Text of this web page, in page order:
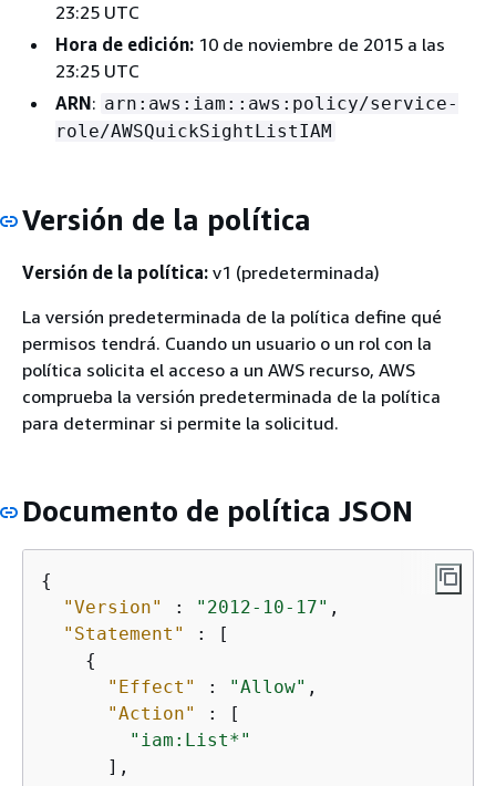
23:25 UTC
Hora de edición: 10 de noviembre de 2015 a las
23:25 UTC
ARN: arn:aws:iam::aws:policy/service-
role/AWSQuickSightListIAM
Versión de la política
Versión de la política: v1 (predeterminada)
La versión predeterminada de la política define qué
permisos tendrá. Cuando un usuario o un rol con la
política solicita el acceso a un AWS recurso, AWS
comprueba la versión predeterminada de la política
para determinar si permite la solicitud.
Documento de política JSON
{
"Version"
: "2012-10-17" ,
"Statement"
: [
{
"Effect"
: "Allow" ,
"Action"
: [
"iam:List*"
      ],